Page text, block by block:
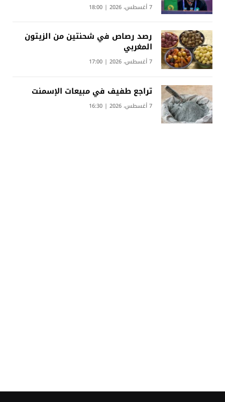
7 أغسطس، 2026 | 18:00
رصد رصاص في شحنتين من الزيتون
المغربي
7 أغسطس، 2026 | 17:00
تراجع طفيف في مبيعات الإسمنت
7 أغسطس، 2026 | 16:30